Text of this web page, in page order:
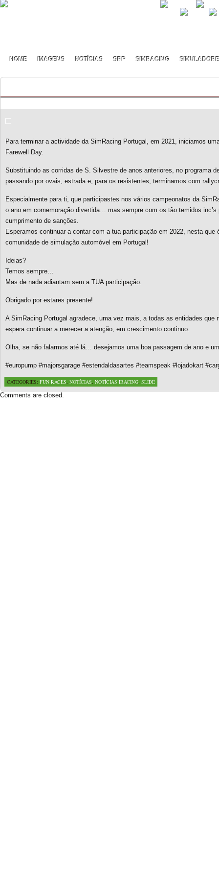
HOME IMAGENS NOTÍCIAS SRP SIMRACING
Para terminar a actividade da SimRacing Portugal, em 2021, iniciamos
Farewell Day.
Substituindo as corridas de S. Silvestre de anos anteriores, no programa
passando por ovais, estrada e, para os resistentes, terminamos com
Especialmente para ti, que participastes nos vários campeonatos da
o ano em comemoração divertida… mas sempre com os tão temidos
cumprimento de sanções.
Esperamos continuar a contar com a tua participação em 2022, nesta
comunidade de simulação automóvel em Portugal!
Ideias?
Temos sempre…
Mas de nada adiantam sem a TUA participação.
Obrigado por estares presente!
A SimRacing Portugal agradece, uma vez mais, a todas as entidades que
espera continuar a merecer a atenção, em crescimento continuo.
Olha, se não falarmos até lá… desejamos uma boa passagem de ano e
#europump #majorsgarage #estendaldasartes #teamspeak #lojadokart
CATEGORIES: FUN RACES, NOTÍCIAS, NOTÍCIAS IRACING, SLIDE
Comments are closed.